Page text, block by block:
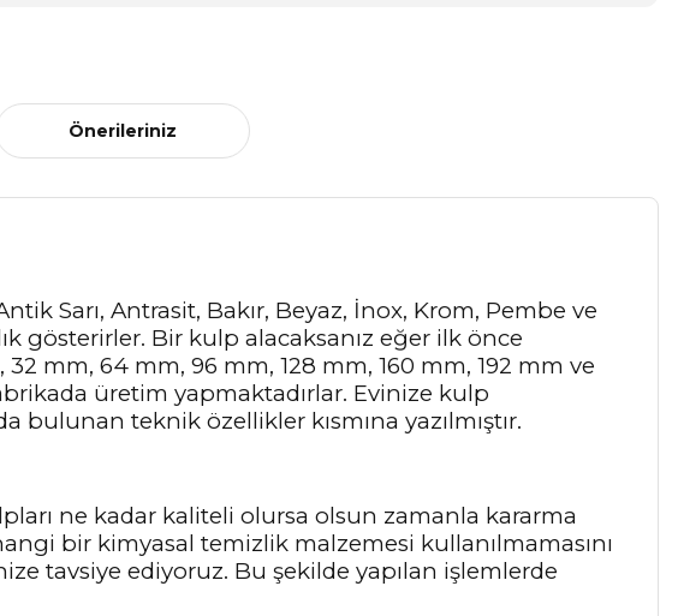
Önerileriniz
Sarı, Antrasit, Bakır, Beyaz, İnox, Krom, Pembe ve
gösterirler. Bir kulp alacaksanız eğer ilk önce
mm, 64 mm, 96 mm, 128 mm, 160 mm, 192 mm ve
üretim yapmaktadırlar. Evinize kulp
bulunan teknik özellikler kısmına yazılmıştır.
ne kadar kaliteli olursa olsun zamanla kararma
bir kimyasal temizlik malzemesi kullanılmamasını
tavsiye ediyoruz. Bu şekilde yapılan işlemlerde